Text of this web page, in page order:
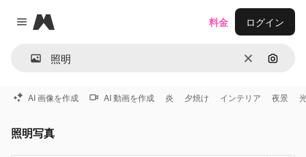
Close menu
Magnific
消去 画像で
料金 ログイン
AI 画像を作成 AI 動画を作成 炎 夕焼け インテリア 夜景
照明写真